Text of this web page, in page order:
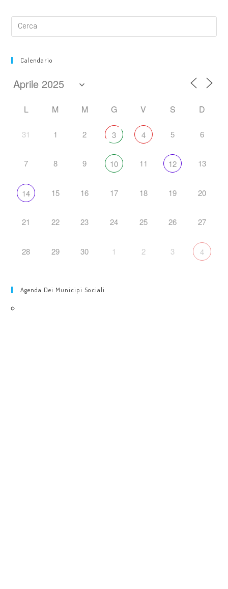
Calendario
L M M G V S D
31 1 2 3 4 5 6
7 8 9 10 11 12 13
14 15 16 17 18 19 20
21 22 23 24 25 26 27
28 29 30 1 2 3 4
Agenda Dei Municipi Sociali